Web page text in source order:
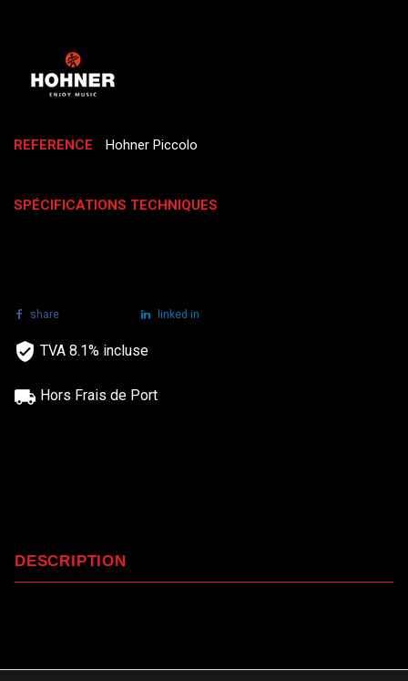
REFERENCE Hohner Piccolo
SPÉCIFICATIONS TECHNIQUES
share linked in
TVA 8.1% incluse
Hors Frais de Port
DESCRIPTION